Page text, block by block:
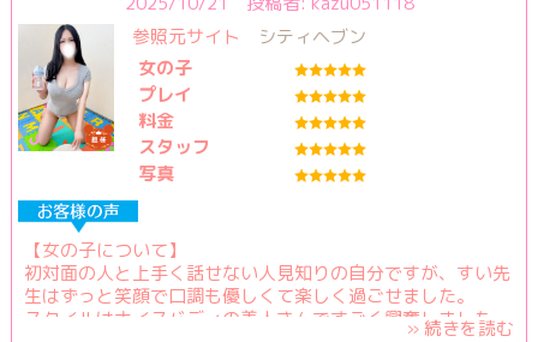
・ドエロ
・包容力○
・責めるの大好きS
・ドS
・母性○
先生満足度→5
プレイ満足度→5
料金納得度→5
※5点満点で1点ずつ評価できます。
こちらへの細かい配慮や気遣いにもとても安心しました。日
頃のストレスも全て吹き飛び最高な休日になりました。
スタッフさんの対応も
とても丁寧で当日までストレスなくご対応頂きました。また
利用したいと思います。
参照元サイト シティヘブン
女の子
プレイ
料金
スタッフ
写真
【女の子について】
初対面の人と上手く話せない人見知りの自分ですが、すい先
生はずっと笑顔で口調も優しくて楽しく過ごせました。
スタイルはナイスバディの美人さんですごく興奮しました。
» 続きを読む